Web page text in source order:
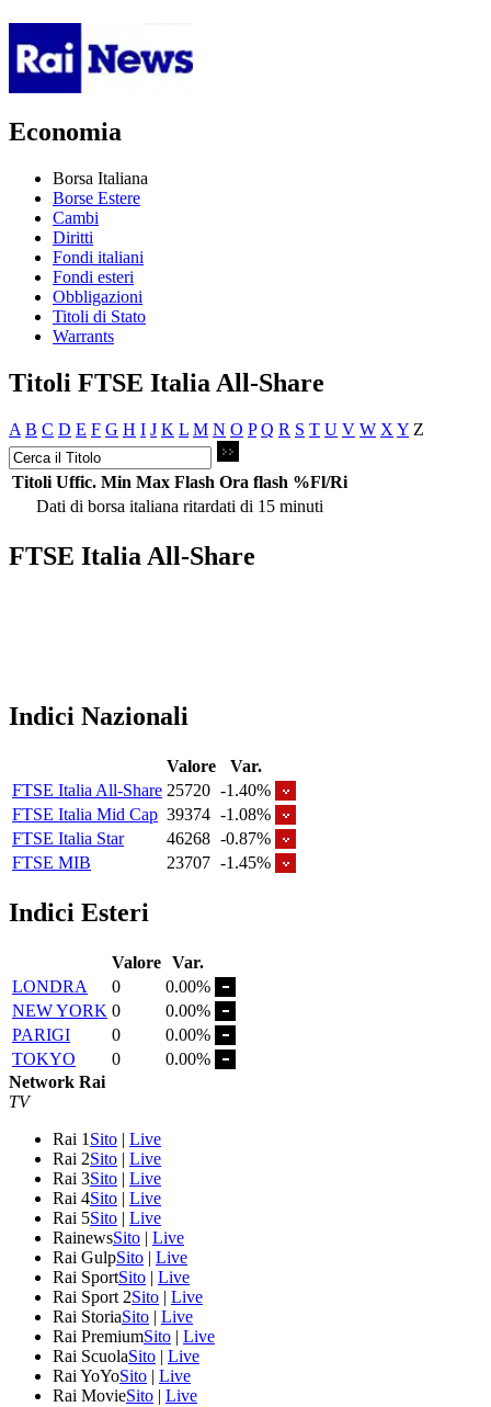
Economia
Borsa Italiana
Borse Estere
Cambi
Diritti
Fondi italiani
Fondi esteri
Obbligazioni
Titoli di Stato
Warrants
Titoli FTSE Italia All-Share
A B C D E F G H I J K L M N O P Q R S T U V W X Y Z
Titoli Uffic. Min Max Flash Ora flash %Fl/Ri
Dati di borsa italiana ritardati di 15 minuti
FTSE Italia All-Share
Indici Nazionali
Valore
Var.
FTSE Italia All-Share 25720 -1.40%
FTSE Italia Mid Cap 39374 -1.08%
FTSE Italia Star
46268 -0.87%
FTSE MIB
23707 -1.45%
Indici Esteri
Valore Var.
LONDRA
0
0.00%
NEW YORK 0
0.00%
PARIGI
0
0.00%
TOKYO
0
0.00%
Network Rai
TV
Rai 1 Sito | Live
Rai 2Sito | Live
Rai 3Sito | Live
Rai 4Sito | Live
Rai 5Sito | Live
RainewsSito | Live
Rai GulpSito | Live
Rai SportSito | Live
Rai Sport 2Sito | Live
Rai StoriaSito | Live
Rai PremiumSito | Live
Rai ScuolaSito | Live
Rai YoYoSito | Live
Rai MovieSito | Live